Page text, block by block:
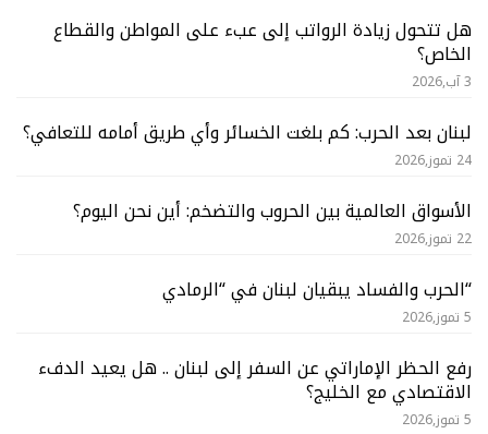
هل تتحول زيادة الرواتب إلى عبء على المواطن والقطاع
الخاص؟
3 آب,2026
لبنان بعد الحرب: كم بلغت الخسائر وأي طريق أمامه للتعافي؟
24 تموز,2026
الأسواق العالمية بين الحروب والتضخم: أين نحن اليوم؟
22 تموز,2026
“الحرب والفساد يبقيان لبنان في “الرمادي
5 تموز,2026
رفع الحظر الإماراتي عن السفر إلى لبنان .. هل يعيد الدفء
الاقتصادي مع الخليج؟
5 تموز,2026